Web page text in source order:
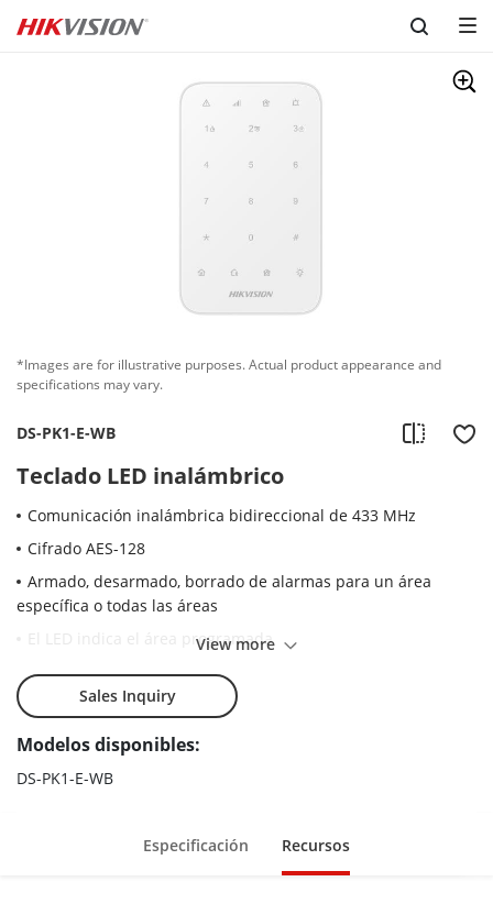
Skip to content
*Images are for illustrative purposes. Actual product appearance and
specifications may vary.
DS-PK1-E-WB
Teclado LED inalámbrico
Comunicación inalámbrica bidireccional de 433 MHz
Cifrado AES-128
Armado, desarmado, borrado de alarmas para un área
específica o todas las áreas
El LED indica el área programada
Alarma de incendio de una sola pulsación, alarma de pánico
y alarma médica. Alarma silenciosa/audible seleccionable,
etc.
Control de salida
Diseño de llave táctil completa con retroiluminación LED
Múltiples métodos de inscripción y diseño de instalación
View more
Sales Inquiry
Modelos disponibles:
DS-PK1-E-WB
Especificación Recursos